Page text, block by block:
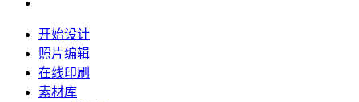
开始设计
照片编辑
在线印刷
素材库